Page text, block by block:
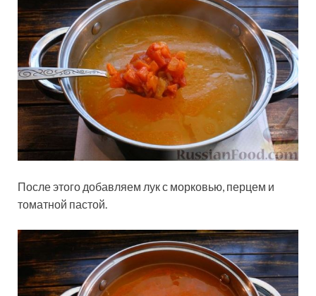
После этого добавляем лук с морковью, перцем и
томатной пастой.